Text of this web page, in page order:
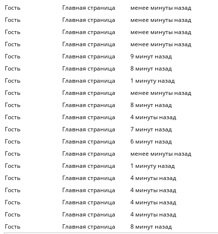
Гость
Главная страница
менее минуты назад
Гость
Главная страница
менее минуты назад
Гость
Главная страница
менее минуты назад
Гость
Главная страница
менее минуты назад
Гость
Главная страница
9 минут назад
Гость
Главная страница
8 минут назад
Гость
Главная страница
1 минуту назад
Гость
Главная страница
менее минуты назад
Гость
Главная страница
8 минут назад
Гость
Главная страница
4 минуты назад
Гость
Главная страница
7 минут назад
Гость
Главная страница
6 минут назад
Гость
Главная страница
менее минуты назад
Гость
Главная страница
1 минуту назад
Гость
Главная страница
4 минуты назад
Гость
Главная страница
4 минуты назад
Гость
Главная страница
4 минуты назад
Гость
Главная страница
4 минуты назад
Гость
Главная страница
8 минут назад